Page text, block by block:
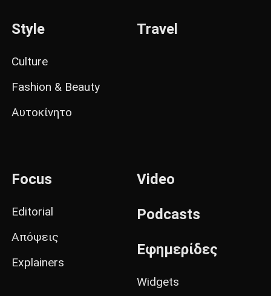
Style
Culture
Fashion & Beauty
Αυτοκίνητο
Travel
Focus
Editorial
Απόψεις
Explainers
Video
Podcasts
Εφημερίδες
Widgets